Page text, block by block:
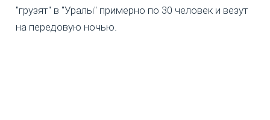
"грузят" в "Уралы" примерно по 30 человек и везут
на передовую ночью.